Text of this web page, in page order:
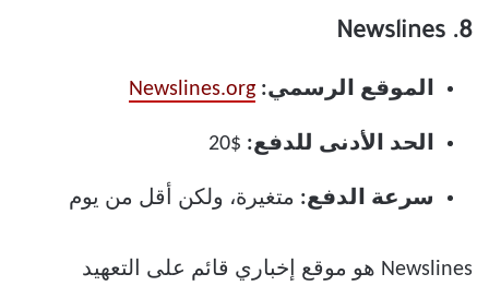
8. Newslines
الموقع الرسمي: Newslines.org
الحد الأدنى للدفع: $20
سرعة الدفع: متغيرة، ولكن أقل من يوم
Newslines هو موقع إخباري قائم على التعهيد